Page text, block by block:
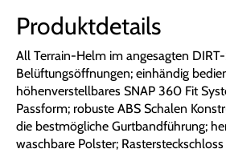
Produktdetails
All Terrain-Helm im angesagten
Belüftungsöffnungen; einhändig
höhenverstellbares SNAP 360 Fit
Passform; robuste ABS Schalen
die bestmögliche Gurtbandführung;
waschbare Polster;